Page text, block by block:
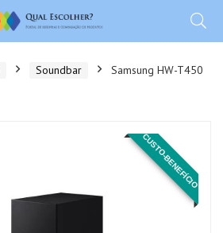
Soundbar
Samsung HW-T450
CUSTO-BENEFÍCIO